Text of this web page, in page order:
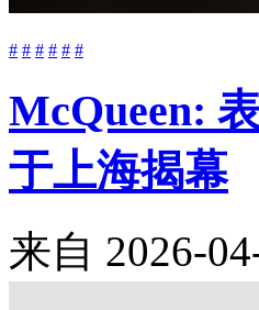
# # # # # #
McQueen:
于上海揭幕
来自 2026-